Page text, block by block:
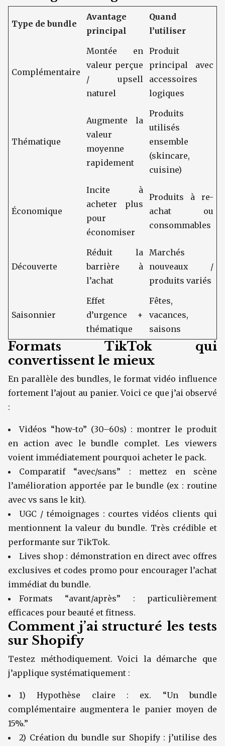
Type de bundle
Avantage
principal
Quand
l’utiliser
Complémentaire
Montée en
valeur perçue
/ upsell
naturel
Produit
principal avec
accessoires
logiques
Thématique
Augmente la
valeur
moyenne
rapidement
Produits
utilisés
ensemble
(skincare,
cuisine)
Économique
Incite à
acheter plus
pour
économiser
Produits à re-
achat ou
consommables
Découverte
Réduit la
barrière à
l’achat
Marchés
nouveaux /
produits variés
Saisonnier
Effet
d’urgence +
thématique
Fêtes,
vacances,
saisons
Formats TikTok qui
convertissent le mieux
En parallèle des bundles, le format vidéo influence
fortement l’ajout au panier. Voici ce que j’ai observé
:
Vidéos “how-to” (30–60s) : montrer le produit
en action avec le bundle complet. Les viewers
voient immédiatement pourquoi acheter le pack.
Comparatif “avec/sans” : mettez en scène
l’amélioration apportée par le bundle (ex : routine
avec vs sans le kit).
UGC / témoignages : courtes vidéos clients qui
mentionnent la valeur du bundle. Très crédible et
performante sur TikTok.
Lives shop : démonstration en direct avec offres
exclusives et codes promo pour encourager l’achat
immédiat du bundle.
Formats “avant/après” : particulièrement
efficaces pour beauté et fitness.
Comment j’ai structuré les tests
sur Shopify
Testez méthodiquement. Voici la démarche que
j’applique systématiquement :
1) Hypothèse claire : ex. “Un bundle
complémentaire augmentera le panier moyen de
15%.”
2) Création du bundle sur Shopify : j’utilise des